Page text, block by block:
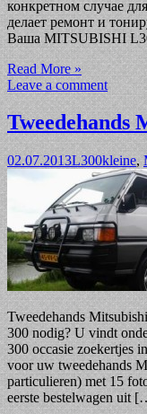
конкретном случае
делает ремонт и
Ваша MITSUBISHI
Read More »
Leave a comment
Tweedehands
02.07.2013L300kleine,
Tweedehands
300 nodig? U vindt
300 occasie zoekertjes
voor uw tweedehands
particulieren) met 15
eerste bestelwagen uit